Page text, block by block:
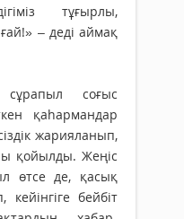
тұғырлы,
– деді аймақ
соғыс
қаhармандар
жарияланып,
қойылды. Жеңіс
өтсе де, қасық
бейбіт